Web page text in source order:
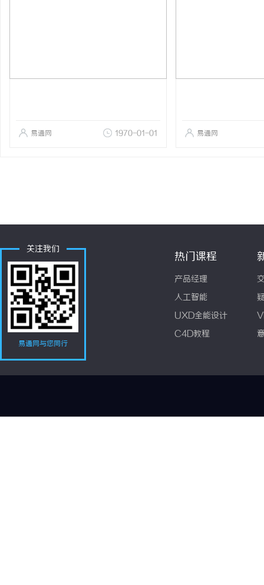
易通网 1970-01-01 易通网
关注我们
易通网与您同行
热门课程
产品经理
人工智能
UXD全能设计
C4D教程